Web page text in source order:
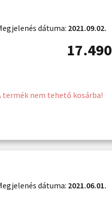
dátuma: 2021.09.02.
17.490
termék nem tehető kosárba!
dátuma: 2021.06.01.